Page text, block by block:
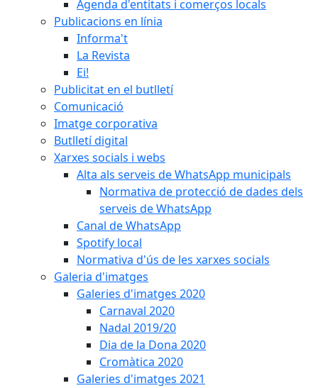
Agenda d'entitats i comerços locals
Publicacions en línia
Informa't
La Revista
Ei!
Publicitat en el butlletí
Comunicació
Imatge corporativa
Butlletí digital
Xarxes socials i webs
Alta als serveis de WhatsApp municipals
Normativa de protecció de dades dels
serveis de WhatsApp
Canal de WhatsApp
Spotify local
Normativa d'ús de les xarxes socials
Galeria d'imatges
Galeries d'imatges 2020
Carnaval 2020
Nadal 2019/20
Dia de la Dona 2020
Cromàtica 2020
Galeries d'imatges 2021